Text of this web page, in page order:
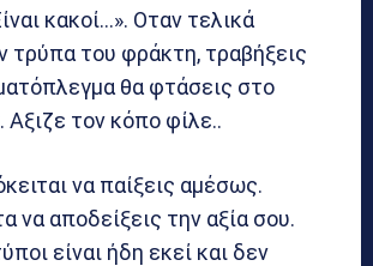
κακοί…». Οταν τελικά
τρύπα του φράκτη, τραβήξεις
θα φτάσεις στο
Αξιζε τον κόπο φίλε..
να παίξεις αμέσως.
να αποδείξεις την αξία σου.
είναι ήδη εκεί και δεν